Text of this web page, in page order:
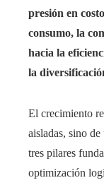
presión en
consumo, la
hacia la
la
El crecimiento
aisladas, sino
tres pilares
optimización